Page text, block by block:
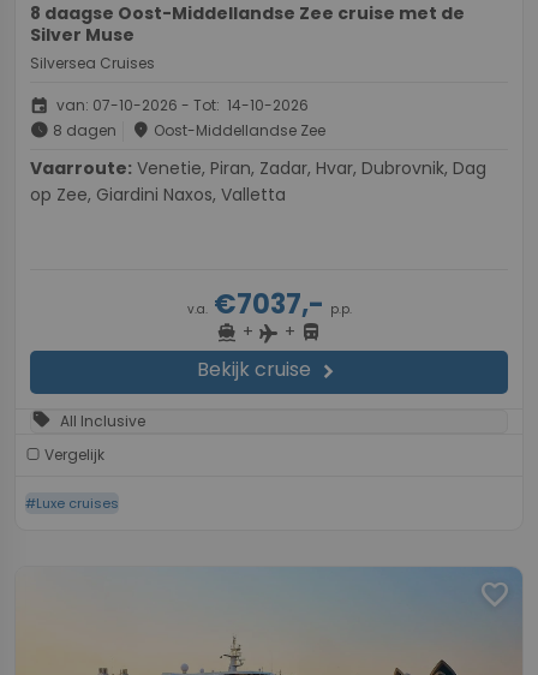
8 daagse Oost-Middellandse Zee cruise met de
Silver Muse
Silversea Cruises
event van: 07-10-2026 - Tot: 14-10-2026
schedule 8 dagen place Oost-Middellandse Zee
Vaarroute:
op Zee, Giardini Naxos, Valletta
v.a.€7037,- p.p.
directions_boat + flight + directions_bus
Bekijk cruise chevron_right
sell All Inclusive
Vergelijk
#Luxe cruises
favorite